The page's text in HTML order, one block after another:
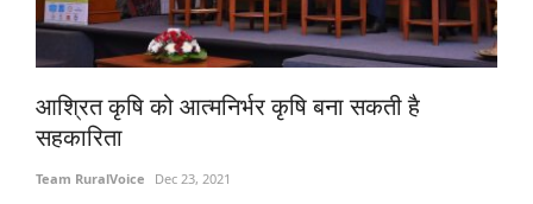
English Hindi
आश्रित कृषि को आत्मनिर्भर कृषि बना सकती है
सहकारिता
Team RuralVoice Dec 23, 2021